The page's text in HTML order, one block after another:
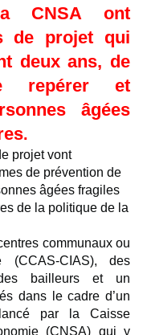
CNSA ont
de projet qui
deux ans, de
repérer et
âgées
.
projet vont
de prévention de
âgées fragiles
de la politique de la
communaux ou
(CCAS-CIAS), des
bailleurs et un
dans le cadre d’un
par la Caisse
(CNSA) qui y